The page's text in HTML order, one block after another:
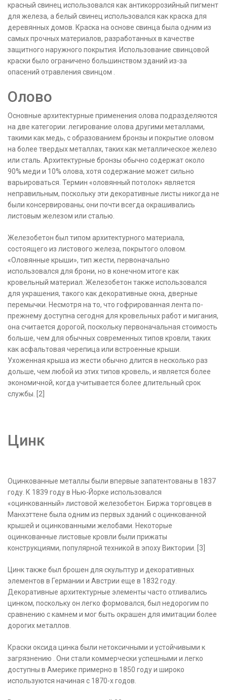
красный свинец использовался как антикоррозийный пигмент
для железа, а белый свинец использовался как краска для
деревянных домов. Краска на основе свинца была одним из
самых прочных материалов, разработанных в качестве
защитного наружного покрытия. Использование свинцовой
краски было ограничено большинством зданий из-за
опасений отравления свинцом .
Олово
Основные архитектурные применения олова подразделяются
на две категории: легирование олова другими металлами,
такими как медь, с образованием бронзы и покрытие оловом
на более твердых металлах, таких как металлическое железо
или сталь. Архитектурные бронзы обычно содержат около
90% меди и 10% олова, хотя содержание может сильно
варьироваться. Термин «оловянный потолок» является
неправильным, поскольку эти декоративные листы никогда не
были консервированы; они почти всегда окрашивались
листовым железом или сталью.
Железобетон был типом архитектурного материала,
состоящего из листового железа, покрытого оловом.
«Оловянные крыши», тип жести, первоначально
использовался для брони, но в конечном итоге как
кровельный материал. Железобетон также использовался
для украшения, такого как декоративные окна, дверные
перемычки. Несмотря на то, что гофрированная лента по-
прежнему доступна сегодня для кровельных работ и мигания,
она считается дорогой, поскольку первоначальная стоимость
больше, чем для обычных современных типов кровли, таких
как асфальтовая черепица или встроенные крыши.
Ухоженная крыша из жести обычно длится в несколько раз
дольше, чем любой из этих типов кровель, и является более
экономичной, когда учитывается более длительный срок
службы. [2]
Цинк
Оцинкованные металлы были впервые запатентованы в 1837
году. К 1839 году в Нью-Йорке использовался
«оцинкованный» листовой железобетон. Биржа торговцев в
Манхэттене была одним из первых зданий с оцинкованной
крышей и оцинкованными желобами. Некоторые
оцинкованные листовые кровли были прижаты
конструкциями, популярной техникой в эпоху Виктории. [3]
Цинк также был брошен для скульптур и декоративных
элементов в Германии и Австрии еще в 1832 году.
Декоративные архитектурные элементы часто отливались
цинком, поскольку он легко формовался, был недорогим по
сравнению с камнем и мог быть окрашен для имитации более
дорогих металлов.
Краски оксида цинка были нетоксичными и устойчивыми к
загрязнению . Они стали коммерчески успешными и легко
доступны в Америке примерно в 1850 году и широко
используются начиная с 1870-х годов.